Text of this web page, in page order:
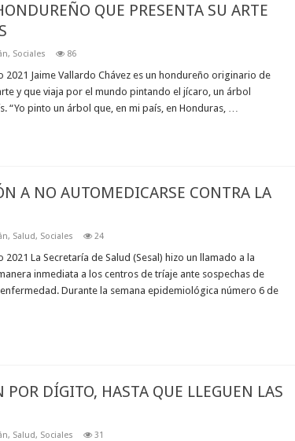
QUE PRESENTA SU ARTE
, Sociales 86
Jaime Vallardo Chávez es un hondureño originario de
y que viaja por el mundo pintando el jícaro, un árbol
“Yo pinto un árbol que, en mi país, en Honduras, …
A NO AUTOMEDICARSE CONTRA LA
, Salud, Sociales 24
La Secretaría de Salud (Sesal) hizo un llamado a la
inmediata a los centros de tríaje ante sospechas de
Durante la semana epidemiológica número 6 de
DÍGITO, HASTA QUE LLEGUEN LAS
, Salud, Sociales 31